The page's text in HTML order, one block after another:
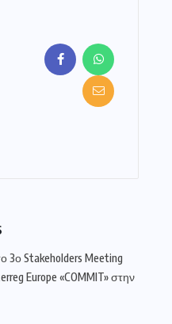
3ο Stakeholders Meeting
Europe «COMMIT» στην